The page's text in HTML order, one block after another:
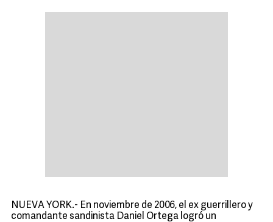
NUEVA YORK.- En noviembre de 2006, el ex guerrillero y
comandante sandinista Daniel Ortega logró un